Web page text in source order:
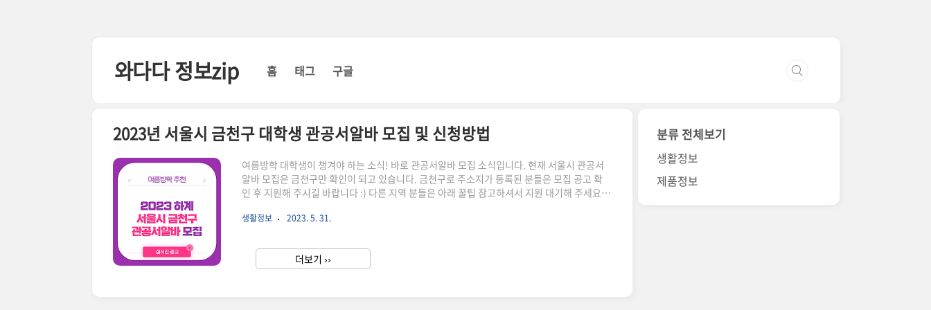
와다다 정보zip 홈 태그 구글
2023년 서울시 금천구 대학생 관공서알바 모집 및 신청방법
여름방학 대학생이 챙겨야 하는 소식! 바로 관공서알바 모집 소식입니다. 현재 서울시 관공서
알바 모집은 금천구만 확인이 되고 있습니다. 금천구로 주소지가 등록된 분들은 모집 공고 확
인 후 지원해 주시길 바랍니다 :) 다른 지역 분들은 아래 꿀팁 참고하셔서 지원 대기해 주세요!
점 참고해 주시길 바랍니다. 신청하실 분들은 기간 엄수해 주세요! 지원 대상 공고 기준일 금천
발 인원 우선 선발 30명 / 일반 선발 70명 우선 선발 기준 1. 국민기초생활수급, 차상위계층으
로 지정된 자 또는 자녀 2. 장애인복지법 ..
생활정보 2023. 5. 31.
더보기 ››
분류 전체보기
생활정보
제품정보